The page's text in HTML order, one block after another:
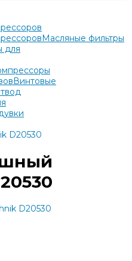
Масляные фильтры
для
Винтовые
D20530